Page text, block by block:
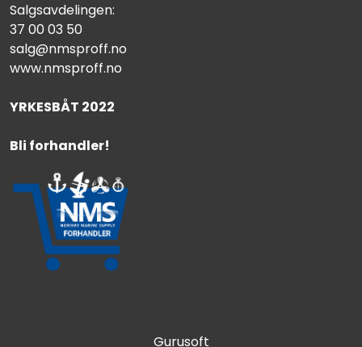
Salgsavdelingen:
37 00 03 50
salg@nmsproff.no
www.nmsproff.no
YRKESBÅT 2022
Bli forhandler!
Gurusoft